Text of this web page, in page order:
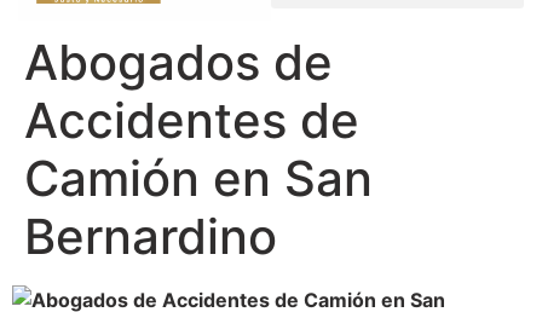
Abogados de
Accidentes de
Camión en San
Bernardino